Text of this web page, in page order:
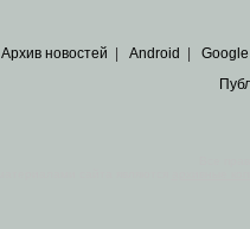
Архив новостей | Android | Google